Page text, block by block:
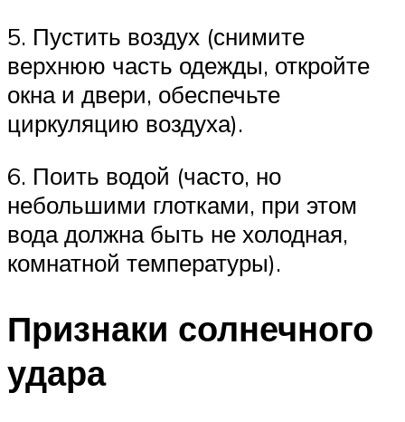
5. Пустить воздух (снимите
верхнюю часть одежды, откройте
окна и двери, обеспечьте
циркуляцию воздуха).
6. Поить водой (часто, но
небольшими глотками, при этом
вода должна быть не холодная,
комнатной температуры).
Признаки солнечного
удара